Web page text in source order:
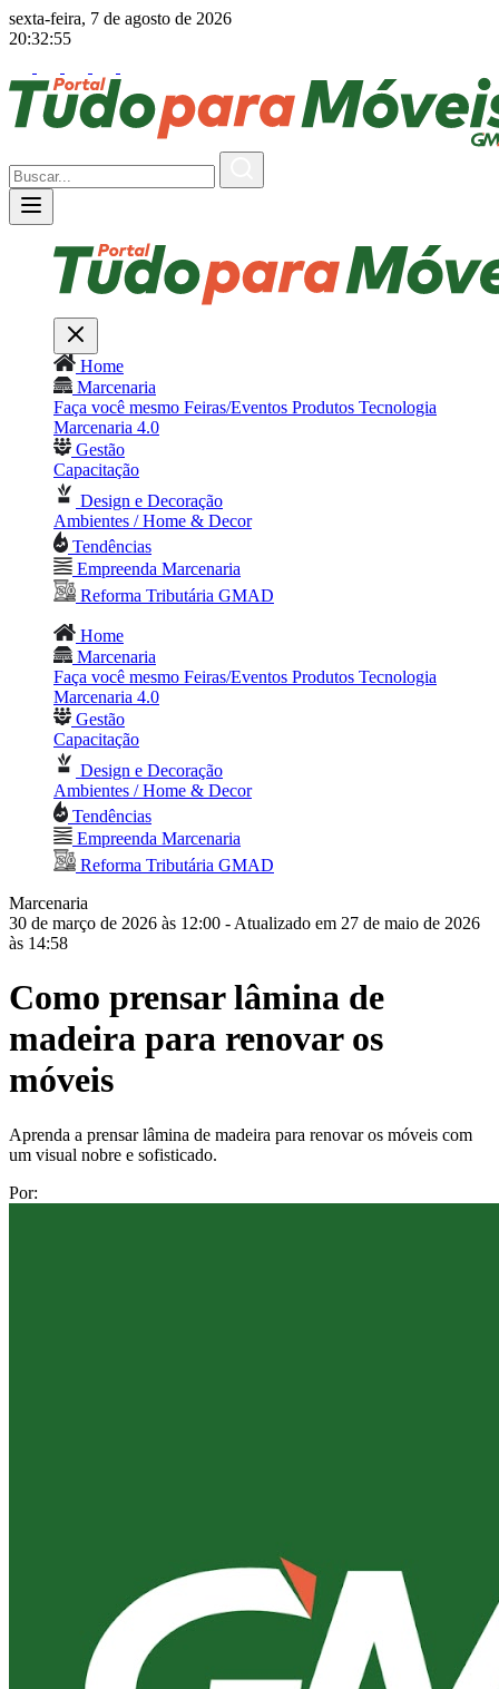
sexta-feira, 7 de agosto de 2026
20:32:57
Home
Marcenaria
Faça você mesmo Feiras/Eventos Produtos Tecnologia
Marcenaria 4.0
Gestão
Capacitação
Design e Decoração
Ambientes / Home & Decor
Tendências
Empreenda Marcenaria
Reforma Tributária GMAD
Home
Marcenaria
Faça você mesmo Feiras/Eventos Produtos Tecnologia
Marcenaria 4.0
Gestão
Capacitação
Design e Decoração
Ambientes / Home & Decor
Tendências
Empreenda Marcenaria
Reforma Tributária GMAD
Marcenaria
30 de março de 2026 às 12:00 - Atualizado em 27 de maio de 2026
às 14:58
Como prensar lâmina de
madeira para renovar os
móveis
Aprenda a prensar lâmina de madeira para renovar os móveis com
um visual nobre e sofisticado.
Por: